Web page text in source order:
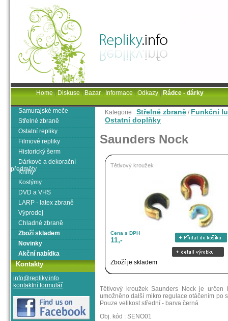
Kategorie : Střelné zbraně / Funkční
Ostatní doplňky
Saunders Nock
Tětivový kroužek
Cena s DPH
11,-
Zboží je skladem
Tětivový kroužek Saunders Nock je
umožněno další mikro regulace otáčením po
Pouze velikost střední - barva černá
Obj. kód : SENO01
Samurajské meče
Střelné zbraně
Ostatní repliky
Filmové repliky
Historický šerm
Dárkové a dekorační
předměty
Knihy
Kostýmy
DVD a VHS
LARP - latex zbraně
Výprodej
Chladné zbraně
Zboží skladem
Novinky
Akční nabídka
Kontakty
info@repliky.info
kontaktní formulář
Home|Diskuse|Bazar|Informace|Odkazy|Rádce - dárky